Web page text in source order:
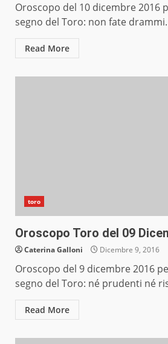
Oroscopo del 10 dicembre 2016
segno del Toro: non fate
Read More
toro
Oroscopo Toro del 09
Caterina Galloni Dicembre 9, 2016
Oroscopo del 9 dicembre 2016
segno del Toro: né prudenti né
Read More